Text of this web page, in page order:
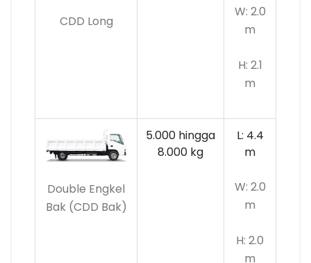
CDD Long
W: 2.0
m
H: 2.1
m
Double Engkel
Bak (CDD Bak)
5.000 hingga
8.000 kg
L: 4.4
m
W: 2.0
m
H: 2.0
m